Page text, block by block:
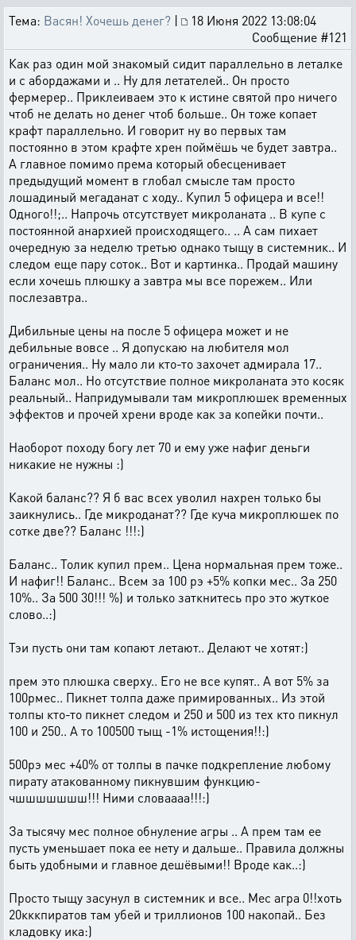
Тема: Васян! Хочешь денег? |
18 Июня 2022 13:08:04
Сообщение #121
Как раз один мой знакомый сидит параллельно в леталке
и с абордажами и .. Ну для летателей.. Он просто
фермерер.. Приклеиваем это к истине святой про ничего
чтоб не делать но денег чтоб больше.. Он тоже копает
крафт параллельно. И говорит ну во первых там
постоянно в этом крафте хрен поймёшь че будет завтра..
А главное помимо према который обесценивает
предыдущий момент в глобал смысле там просто
лошадиный мегаданат с ходу.. Купил 5 офицера и все!!
Одного!!;.. Напрочь отсутствует микроланата .. В купе с
постоянной анархией происходящего.. .. А сам пихает
очередную за неделю третью однако тыщу в системник.. И
следом еще пару соток.. Вот и картинка.. Продай машину
если хочешь плюшку а завтра мы все порежем.. Или
послезавтра..
Дибильные цены на после 5 офицера может и не
дебильные вовсе .. Я допускаю на любителя мол
ограничения.. Ну мало ли кто-то захочет адмирала 17..
Баланс мол.. Но отсутствие полное микроланата это косяк
реальный.. Напридумывали там микроплюшек временных
эффектов и прочей хрени вроде как за копейки почти..
Наоборот походу богу лет 70 и ему уже нафиг деньги
никакие не нужны :)
Какой баланс?? Я б вас всех уволил нахрен только бы
заикнулись.. Где микроданат?? Где куча микроплюшек по
сотке две?? Баланс !!!:)
Баланс.. Толик купил прем.. Цена нормальная прем тоже..
И нафиг!! Баланс.. Всем за 100 рэ +5% копки мес.. За 250
10%.. За 500 30!!! %) и только заткнитесь про это жуткое
слово..:)
Тэи пусть они там копают летают.. Делают че хотят:)
прем это плюшка сверху.. Его не все купят.. А вот 5% за
100рмес.. Пикнет толпа даже примированных.. Из этой
толпы кто-то пикнет следом и 250 и 500 из тех кто пикнул
100 и 250.. А то 100500 тыщ -1% истощения!!:)
500рэ мес +40% от толпы в пачке подкрепление любому
пирату атакованному пикнувшим функцию-
чшшшшшшш!!! Ними словаааа!!!:)
За тысячу мес полное обнуление агры .. А прем там ее
пусть уменьшает пока ее нету и дальше.. Правила должны
быть удобными и главное дешёвыми!! Вроде как..:)
Просто тыщу засунул в системник и все.. Мес агра 0!!хоть
20кккпиратов там убей и триллионов 100 накопай.. Без
кладовку ика:)